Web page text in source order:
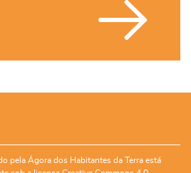
pela Ágora dos Habitantes da Terra está